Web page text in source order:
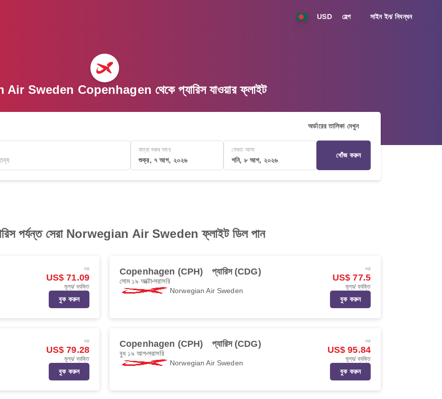
USD হেল্প সাইন ইন/ নিবন্ধন
Sweden Copenhagen থেকে প্যারিস যাওয়ার ফ্লাইট
অর্ডারের তালিকা দেখুন
যাত্রা শুরুর সময়
শুক্র, ৭ আগ, ২০২৬
ফেরত আসা
শনি, ৮ আগ, ২০২৬
খোঁজ করুন
পর্যন্ত সেরা Norwegian Air Sweden ফ্লাইট ডিল পান
শুরু
US$ 71.09
মূল্য/ ব্যক্তি
বুক করুন
Copenhagen (CPH) প্যারিস (CDG)
সোম ১৯ অক্টোসরাসরি
Norwegian Air Sweden
শুরু
US$ 77.5
মূল্য/ ব্যক্তি
বুক করুন
শুরু
US$ 79.28
মূল্য/ ব্যক্তি
বুক করুন
Copenhagen (CPH) প্যারিস (CDG)
বুধ ১৯ আগসরাসরি
Norwegian Air Sweden
শুরু
US$ 95.84
মূল্য/ ব্যক্তি
বুক করুন